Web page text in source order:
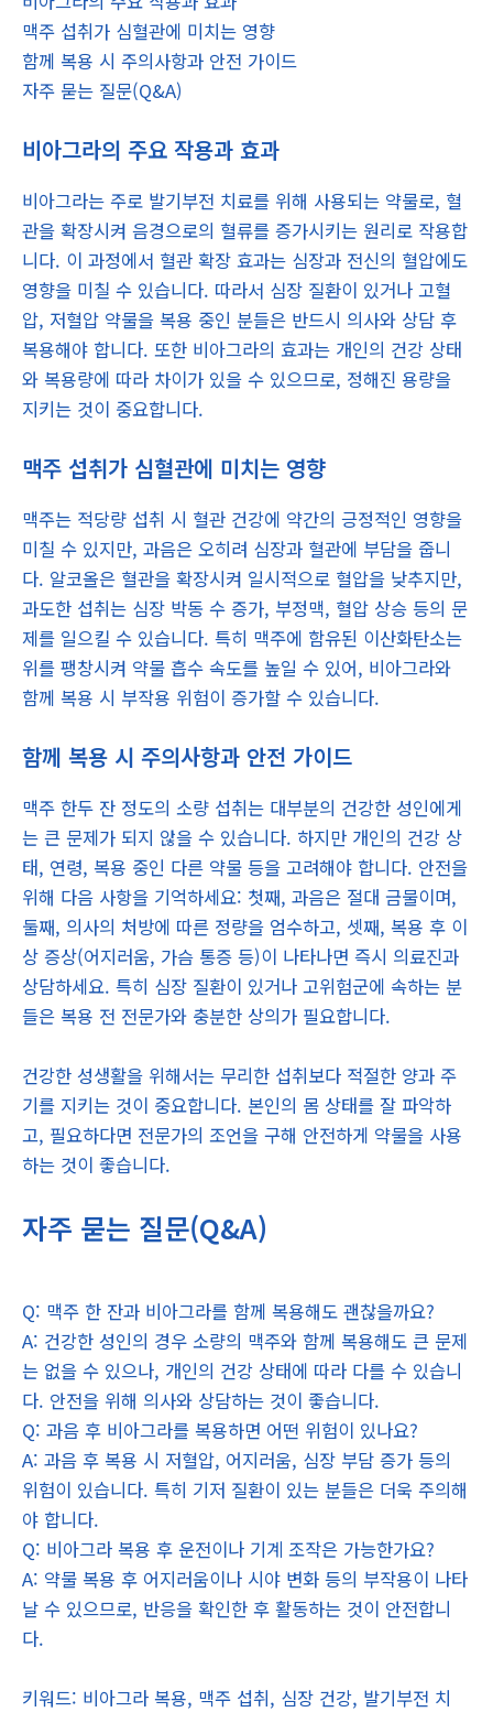
맥주 섭취가 심혈관에 미치는 영향
함께 복용 시 주의사항과 안전 가이드
자주 묻는 질문(Q&A)
비아그라의 주요 작용과 효과
비아그라는 주로 발기부전 치료를 위해 사용되는 약물로, 혈
관을 확장시켜 음경으로의 혈류를 증가시키는 원리로 작용합
니다. 이 과정에서 혈관 확장 효과는 심장과 전신의 혈압에도
영향을 미칠 수 있습니다. 따라서 심장 질환이 있거나 고혈
압, 저혈압 약물을 복용 중인 분들은 반드시 의사와 상담 후
복용해야 합니다. 또한 비아그라의 효과는 개인의 건강 상태
와 복용량에 따라 차이가 있을 수 있으므로, 정해진 용량을
지키는 것이 중요합니다.
맥주 섭취가 심혈관에 미치는 영향
맥주는 적당량 섭취 시 혈관 건강에 약간의 긍정적인 영향을
미칠 수 있지만, 과음은 오히려 심장과 혈관에 부담을 줍니
다. 알코올은 혈관을 확장시켜 일시적으로 혈압을 낮추지만,
과도한 섭취는 심장 박동 수 증가, 부정맥, 혈압 상승 등의 문
제를 일으킬 수 있습니다. 특히 맥주에 함유된 이산화탄소는
위를 팽창시켜 약물 흡수 속도를 높일 수 있어, 비아그라와
함께 복용 시 부작용 위험이 증가할 수 있습니다.
함께 복용 시 주의사항과 안전 가이드
맥주 한두 잔 정도의 소량 섭취는 대부분의 건강한 성인에게
는 큰 문제가 되지 않을 수 있습니다. 하지만 개인의 건강 상
태, 연령, 복용 중인 다른 약물 등을 고려해야 합니다. 안전을
위해 다음 사항을 기억하세요: 첫째, 과음은 절대 금물이며,
둘째, 의사의 처방에 따른 정량을 엄수하고, 셋째, 복용 후 이
상 증상(어지러움, 가슴 통증 등)이 나타나면 즉시 의료진과
상담하세요. 특히 심장 질환이 있거나 고위험군에 속하는 분
들은 복용 전 전문가와 충분한 상의가 필요합니다.
건강한 성생활을 위해서는 무리한 섭취보다 적절한 양과 주
기를 지키는 것이 중요합니다. 본인의 몸 상태를 잘 파악하
고, 필요하다면 전문가의 조언을 구해 안전하게 약물을 사용
하는 것이 좋습니다.
자주 묻는 질문(Q&A)
Q: 맥주 한 잔과 비아그라를 함께 복용해도 괜찮을까요?
A: 건강한 성인의 경우 소량의 맥주와 함께 복용해도 큰 문제
는 없을 수 있으나, 개인의 건강 상태에 따라 다를 수 있습니
다. 안전을 위해 의사와 상담하는 것이 좋습니다.
Q: 과음 후 비아그라를 복용하면 어떤 위험이 있나요?
A: 과음 후 복용 시 저혈압, 어지러움, 심장 부담 증가 등의
위험이 있습니다. 특히 기저 질환이 있는 분들은 더욱 주의해
야 합니다.
Q: 비아그라 복용 후 운전이나 기계 조작은 가능한가요?
A: 약물 복용 후 어지러움이나 시야 변화 등의 부작용이 나타
날 수 있으므로, 반응을 확인한 후 활동하는 것이 안전합니
다.
키워드: 비아그라 복용, 맥주 섭취, 심장 건강, 발기부전 치